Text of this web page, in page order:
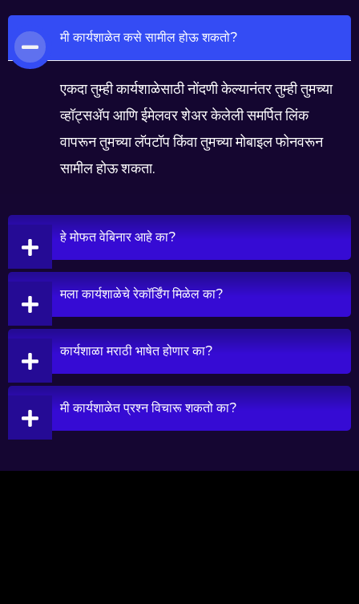
मी कार्यशाळेत कसे सामील होऊ शकतो?
एकदा तुम्ही कार्यशाळेसाठी नोंदणी केल्यानंतर तुम्ही तुमच्या
व्हॉट्सॲप आणि ईमेलवर शेअर केलेली समर्पित लिंक
वापरून तुमच्या लॅपटॉप किंवा तुमच्या मोबाइल फोनवरून
सामील होऊ शकता.
हे मोफत वेबिनार आहे का?
मला कार्यशाळेचे रेकॉर्डिंग मिळेल का?
कार्यशाळा मराठी भाषेत होणार का?
मी कार्यशाळेत प्रश्न विचारू शकतो का?